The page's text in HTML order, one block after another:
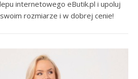
internetowego eButik.pl i upoluj
rozmiarze i w dobrej cenie!